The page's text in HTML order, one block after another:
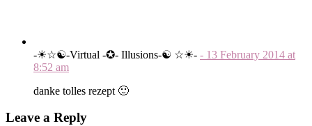
-☀☆☯-Virtual -✪- Illusions-☯ ☆☀- - 13 February 2014 at
8:52 am
danke tolles rezept 🙂
Leave a Reply